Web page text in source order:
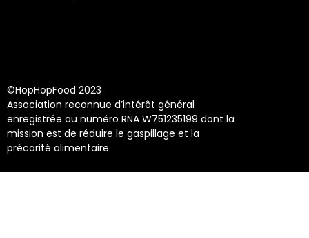
©HopHopFood 2023
Association reconnue d’intérêt général
enregistrée au numéro RNA W751235199 dont la
mission est de réduire le gaspillage et la
précarité alimentaire.